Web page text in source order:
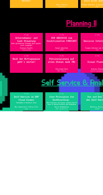
Planning II
Self Service &